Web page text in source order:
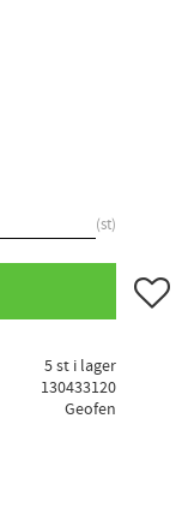
st
Lägg
5 st i lager
130433120
Geofen